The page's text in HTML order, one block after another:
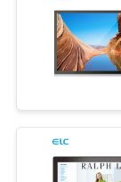
LA
VIE
PRIVÉE